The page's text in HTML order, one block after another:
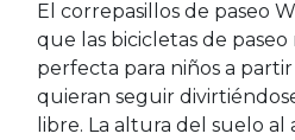
El correpasillos de paseo
que las bicicletas de paseo
perfecta para niños a
quieran seguir
libre. La altura del suelo al